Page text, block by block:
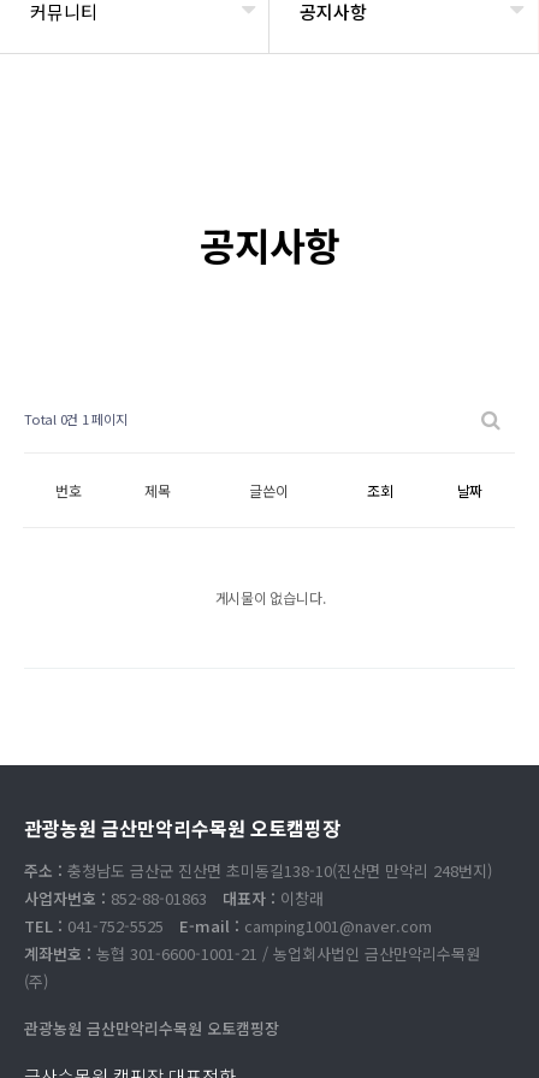
커뮤니티 공지사항
공지사항
Total 0건 1 페이지
번호 제목 글쓴이 조회 날짜
게시물이 없습니다.
관광농원 금산만악리수목원 오토캠핑장
주소 : 충청남도 금산군 진산면 초미동길138-10(진산면 만악리 248번지)
사업자번호 : 852-88-01863 대표자 : 이창래
TEL : 041-752-5525 E-mail : camping1001@naver.com
계좌번호 : 농협 301-6600-1001-21 / 농업회사법인 금산만악리수목원
(주)
관광농원 금산만악리수목원 오토캠핑장